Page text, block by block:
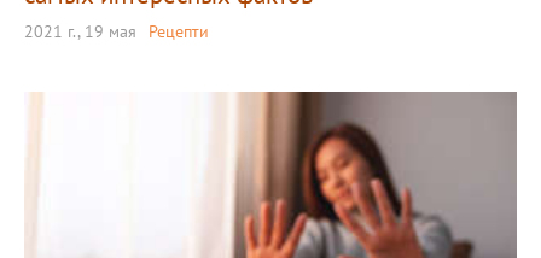
2021 г., 19 мая Рецепти